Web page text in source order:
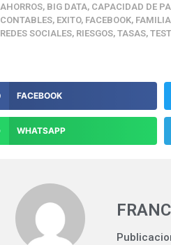
AHORROS, BIG DATA, CAPACIDAD DE
CONTABLES, EXITO, FACEBOOK, FAMILIA
REDES SOCIALES, RIESGOS, TASAS,
FACEBOOK
WHATSAPP